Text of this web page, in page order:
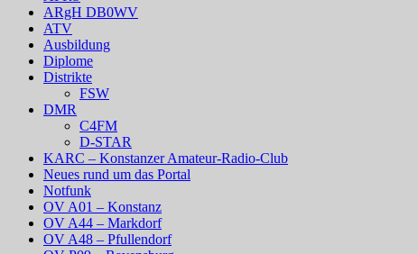
ARgH DB0WV
ATV
Ausbildung
Diplome
Distrikte
FSW
DMR
C4FM
D-STAR
KARC – Konstanzer Amateur-Radio-Club
Neues rund um das Portal
Notfunk
OV A01 – Konstanz
OV A44 – Markdorf
OV A48 – Pfullendorf